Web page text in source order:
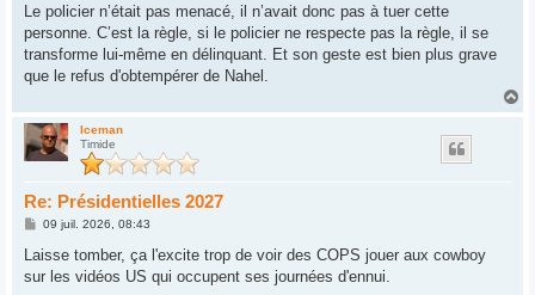
Le policier n’était pas menacé, il n’avait donc pas à tuer cette
personne. C’est la règle, si le policier ne respecte pas la règle, il se
transforme lui-même en délinquant. Et son geste est bien plus grave
que le refus d'obtempérer de Nahel.
a
Iceman
Timide
Re: Présidentielles 2027
M
s
a
09 juil. 2026, 08:43
Laisse tomber, ça l'excite trop de voir des COPS jouer aux cowboy
sur les vidéos US qui occupent ses journées d'ennui.